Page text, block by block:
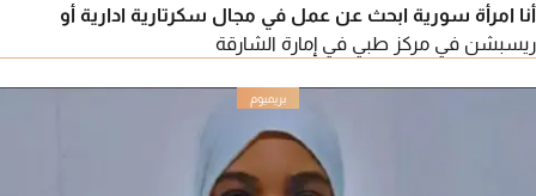
أنا امرأة سورية ابحث عن عمل في مجال سكرتارية ادارية أو
ريسبشن في مركز طبي في إمارة الشارقة